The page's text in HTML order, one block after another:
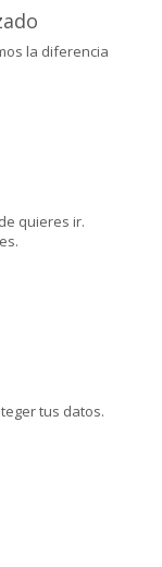
la diferencia
quieres ir.
tus datos.